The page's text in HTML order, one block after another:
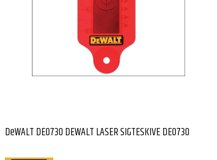
DeWALT DE0730 DEWALT LASER SIGTESKIVE DE0730